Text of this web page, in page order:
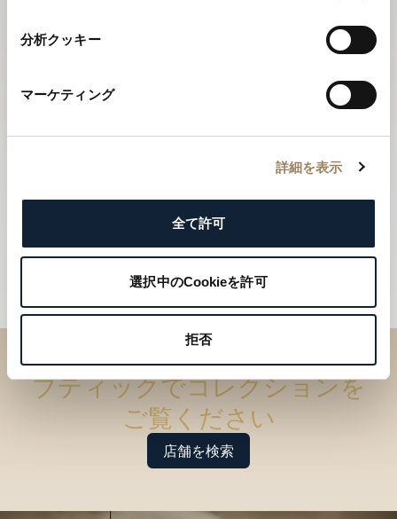
分析クッキー
マーケティング
詳細を表示
全て許可
選択中のCookieを許可
拒否
ブティックでコレクションを
ご覧ください
店舗を検索